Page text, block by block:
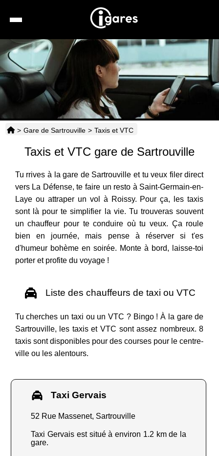
Recherche
Location de voiture
Hôtels
Taxis
> Gare de Sartrouville > Taxis et VTC
Taxis et VTC gare de Sartrouville
Tu rrives à la gare de Sartrouville et tu veux filer direct
vers La Défense, te faire un resto à Saint-Germain-en-
Laye ou attraper un vol à Roissy. Pour ça, les taxis
sont là pour te simplifier la vie. Tu trouveras souvent
un chauffeur pour te conduire où tu veux. Ça roule
bien en journée, mais pense à réserver si t'es
d'humeur bohème en soirée. Monte à bord, laisse-toi
porter et profite du voyage !
Liste des chauffeurs de taxi ou VTC
Tu cherches un taxi ou un VTC ? Bingo ! À la gare de
Sartrouville, les taxis et VTC sont assez nombreux. 8
taxis sont disponibles pour des courses pour le centre-
ville ou les alentours.
Taxi Gervais
52 Rue Massenet, Sartrouville
Taxi Gervais est situé à environ 1.2 km de la
gare.